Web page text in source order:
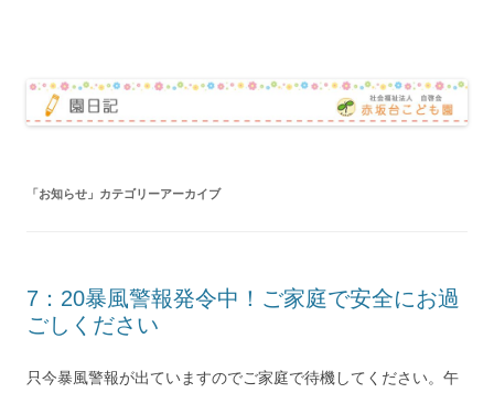
テ
ツ
「お知らせ 」カテゴリーアーカイブ
7：20暴風警報発令中！ご家庭で安全にお過
ごしください
只今暴風警報が出ていますのでご家庭で待機してください。午